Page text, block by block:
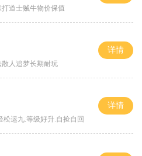
打道士贼牛物价保值
人追梦长期耐玩
详情
松运九.等级好升.自捡自回
详情